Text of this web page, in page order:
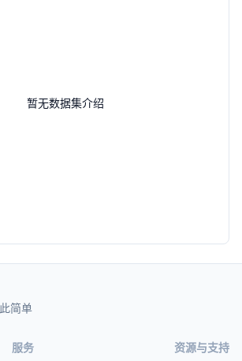
暂无数据集介绍
简单
服务 资源与支持